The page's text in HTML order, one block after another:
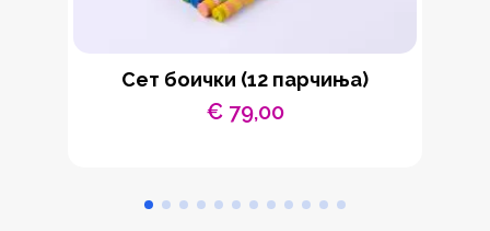
Сет боички (12 парчиња)
€79,00